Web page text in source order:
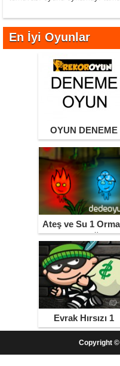
En İyi Oyunlar
OYUN DENEME
Ateş ve Su 1
Tapınağı
Evrak Hırsızı 1
Copyright ©